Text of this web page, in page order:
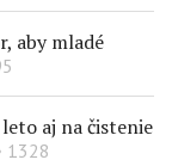
aby mladé
aj na čistenie
1328